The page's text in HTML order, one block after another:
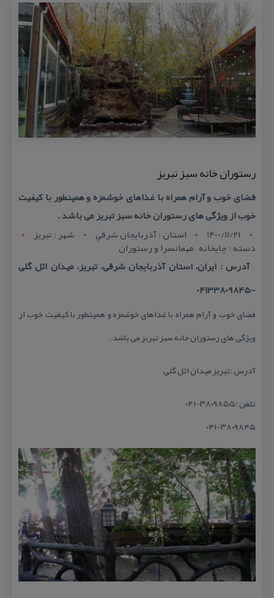
رستوران خانه سبز تبریز
فضای خوب و آرام همراه با غذاهای خوشمزه و همینطور با كیفیت
خوب از ویژگی های رستوران خانه سبز تبریز می باشد .
1400/11/21
استان : آذربايجان شرقي شهر : تبريز
دسته : چایخانه , مهمانسرا و رستوران
آدرس : ایران، استان آذربایجان شرقی، تبریز، میدان ائل گلی
-04133809845
فضای خوب و آرام همراه با غذاهای خوشمزه و همینطور با كیفیت خوب از
ویژگی های رستوران خانه سبز تبریز می باشد .
آدرس :تبریز میدان ائل گلی
تلفن :۳۸۰۹۸۵۵-۰۴۱
۰۴۱-۳۸۰۹۸۴۵